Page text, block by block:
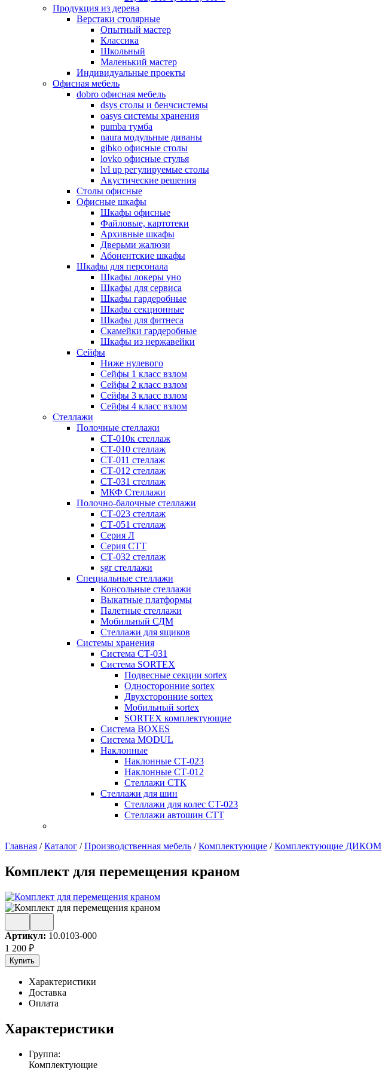
Продукция из дерева
Верстаки столярные
Опытный мастер
Классика
Школьный
Маленький мастер
Индивидуальные проекты
Офисная мебель
dobro офисная мебель
dsys столы и бенчсистемы
oasys системы хранения
pumba тумба
naura модульные диваны
gibko офисные столы
lovko офисные стулья
lvl up регулируемые столы
Акустические решения
Столы офисные
Офисные шкафы
Шкафы офисные
Файловые, картотеки
Архивные шкафы
Дверьми жалюзи
Абонентские шкафы
Шкафы для персонала
Шкафы локеры уно
Шкафы для сервиса
Шкафы гардеробные
Шкафы секционные
Шкафы для фитнеса
Скамейки гардеробные
Шкафы из нержавейки
Сейфы
Ниже нулевого
Сейфы 1 класс взлом
Сейфы 2 класс взлом
Сейфы 3 класс взлом
Сейфы 4 класс взлом
Стеллажи
Полочные стеллажи
СТ-010к стеллаж
СТ-010 стеллаж
СТ-011 стеллаж
СТ-012 стеллаж
СТ-031 стеллаж
МКФ Стеллажи
Полочно-балочные стеллажи
СТ-023 стеллаж
СТ-051 стеллаж
Серия Л
Серия СТТ
СТ-032 стеллаж
sgr стеллажи
Специальные стеллажи
Консольные стеллажи
Выкатные платформы
Палетные стеллажи
Мобильный СДМ
Стеллажи для ящиков
Системы хранения
Система СТ-031
Система SORTEX
Подвесные секции sortex
Односторонние sortex
Двухсторонние sortex
Мобильный sortex
SORTEX комплектующие
Система BOXES
Система MODUL
Наклонные
Наклонные СТ-023
Наклонные СТ-012
Стеллажи СТК
Стеллажи для шин
Стеллажи для колес СТ-023
Стеллажи автошин СТТ
Главная /Каталог /Производственная мебель /Комплектующие /Комплектующие ДИКОМ
Комплект для перемещения краном
Артикул: 10.0103-000
1 200 ₽
Купить
Характеристики
Доставка
Оплата
Характеристики
Группа:
Комплектующие